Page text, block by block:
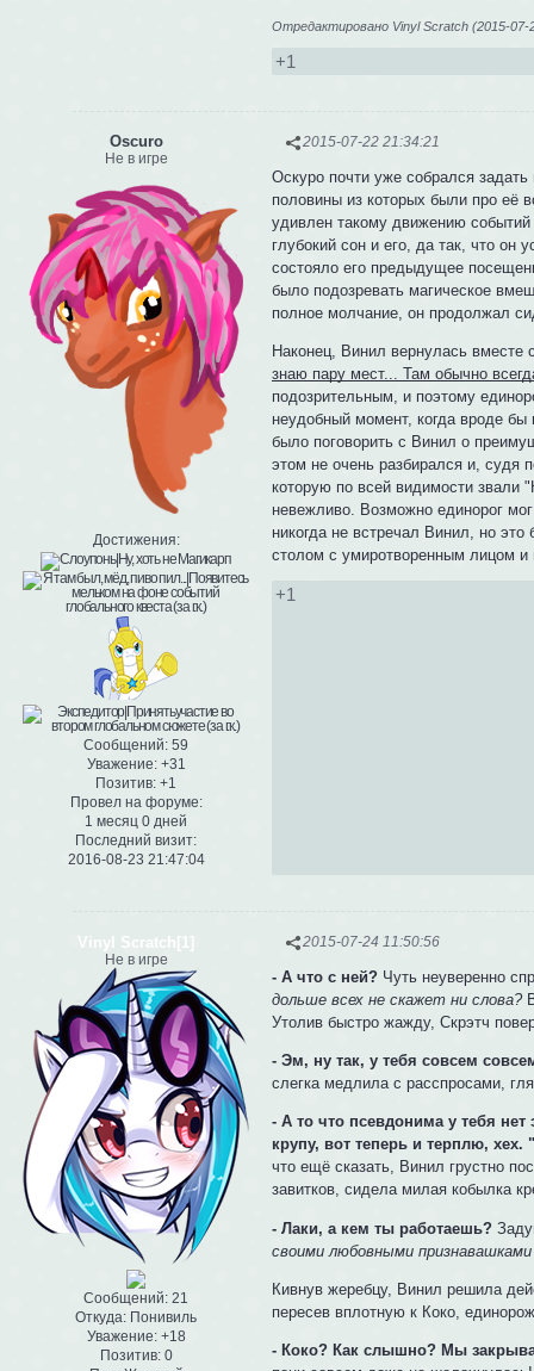
Отредактировано Vinyl Scratch (2015-07-
+1
2015-07-22 21:34:21
Oscuro
Не в игре
Достижения:
Сообщений: 59
Уважение: +31
Позитив: +1
Провел на форуме:
1 месяц 0 дней
Последний визит:
2016-08-23 21:47:04
Оскуро почти уже собрался
половины из которых были про её
удивлен такому движению
глубокий сон и его, да так, что он
состояло его предыдущее
было подозревать магическое
полное молчание, он продолжал
Наконец, Винил вернулась
знаю пару мест... Там обычно
подозрительным, и поэтому
неудобный момент, когда вроде
было поговорить с Винил о
этом не очень разбирался и, судя
которую по всей видимости звали
невежливо. Возможно единорог
никогда не встречал Винил, но
столом с умиротворенным лицом и
+1
2015-07-24 11:50:56
Vinyl Scratch[1]
Не в игре
Сообщений: 21
Откуда: Понивиль
Уважение: +18
Позитив: 0
- А что с ней? Чуть неуверенно
дольше всех не скажет ни слова?
Утолив быстро жажду, Скрэтч
- Эм, ну так, у тебя совсем
слегка медлила с расспросами,
- А то что псевдонима у тебя
крупу, вот теперь и терплю,
что ещё сказать, Винил грустно
завитков, сидела милая кобылка
- Лаки, а кем ты работаешь?
своими любовными признавашками
Кивнув жеребцу, Винил решила
пересев вплотную к Коко,
- Коко? Как слышно? Мы